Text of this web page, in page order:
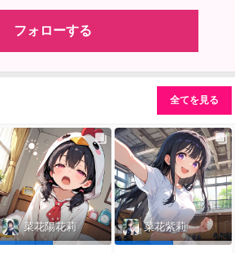
フォローする
全てを見る
菜花陽花莉 菜花紫莉